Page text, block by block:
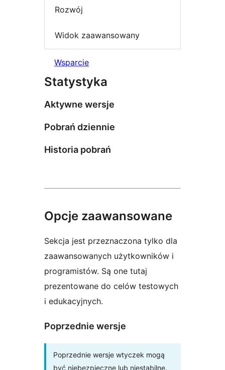
Rozwój
Widok zaawansowany
Wsparcie
Statystyka
Aktywne wersje
Pobrań dziennie
Historia pobrań
Opcje zaawansowane
Sekcja jest przeznaczona tylko dla
zaawansowanych użytkowników i
programistów. Są one tutaj
prezentowane do celów testowych
i edukacyjnych.
Poprzednie wersje
Poprzednie wersje wtyczek mogą
być niebezpieczne lub niestabilne.